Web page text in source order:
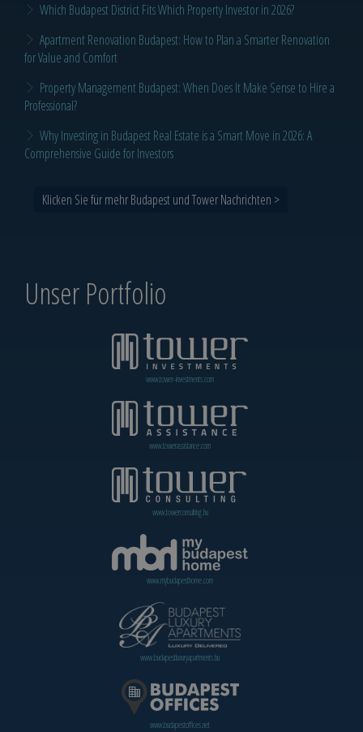
Which Budapest District Fits Which Property Investor in 2026?
Apartment Renovation Budapest: How to Plan a Smarter Renovation
for Value and Comfort
Property Management Budapest: When Does It Make Sense to Hire a
Professional?
Why Investing in Budapest Real Estate is a Smart Move in 2026: A
Comprehensive Guide for Investors
Klicken Sie für mehr Budapest und Tower Nachrichten >
Unser Portfolio
www.tower-investments.com
www.towerassistance.com
www.towerconsulting.hu
www.mybudapesthome.com
www.budapestluxuryapartments.hu
www.budapestoffices.net